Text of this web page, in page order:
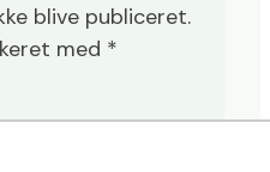
blive publiceret.
med *